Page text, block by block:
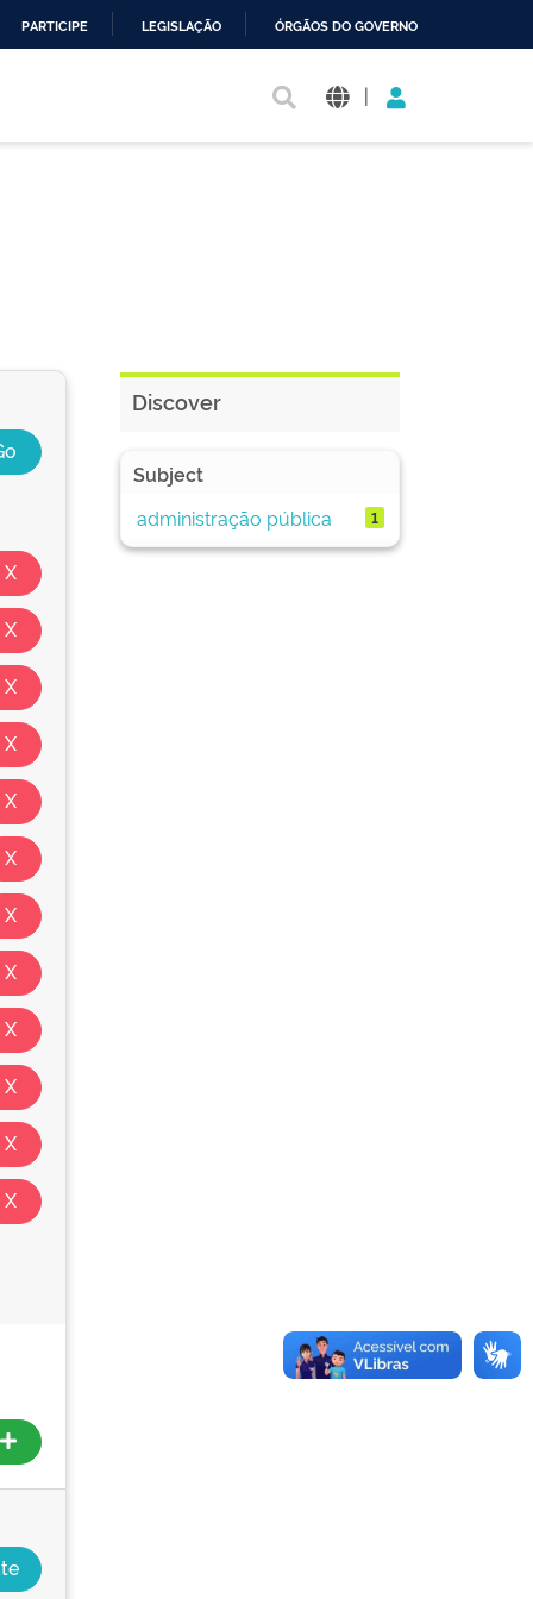
PARTICIPE LEGISLAÇÃO ÓRGÃOS DO GOVERNO
|
Discover
Subject
administração pública
1